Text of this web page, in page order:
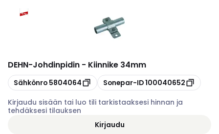
DEHN-Johdinpidin - Kiinnike 34mm
Kopioi
Sähkönro 5804064 Kopioi
Sonepar-ID100040652
Kirjaudu sisään tai luo tili tarkistaaksesi hinnan ja
tehdäksesi tilauksen
Kirjaudu